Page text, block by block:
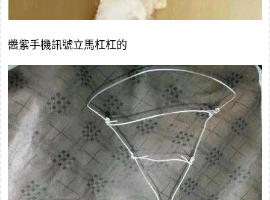
醬紫手機訊號立馬杠杠的